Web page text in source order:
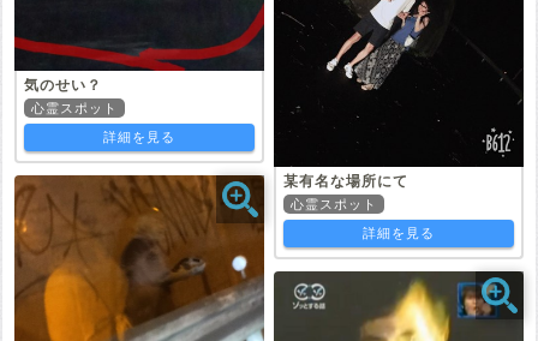
気のせい？
心霊スポット
詳細を見る
某有名な場所にて
心霊スポット
詳細を見る